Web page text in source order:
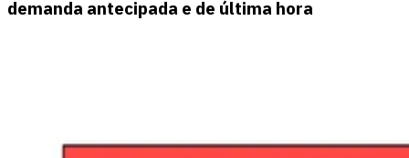
demanda antecipada e de última hora